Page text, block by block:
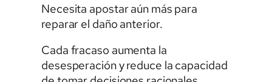
Necesita apostar aún más para
reparar el daño anterior.
Cada fracaso aumenta la
desesperación y reduce la capacidad